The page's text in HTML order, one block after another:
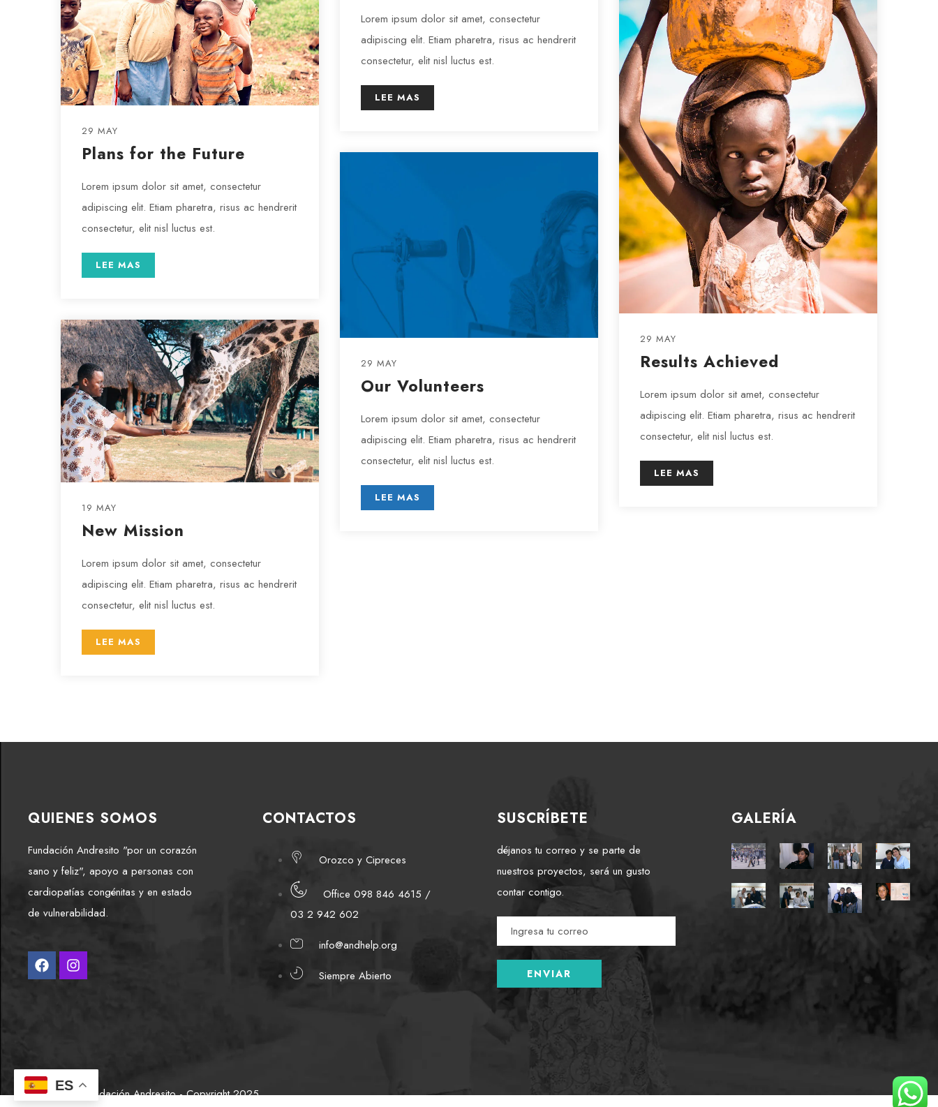
Lorem ipsum dolor sit amet, consectetur
adipiscing elit. Etiam pharetra, risus ac hendrerit
consectetur, elit nisl luctus est.
LEE MAS
29 MAY
Plans for the Future
Lorem ipsum dolor sit amet, consectetur
adipiscing elit. Etiam pharetra, risus ac hendrerit
consectetur, elit nisl luctus est.
LEE MAS
29 MAY
Results Achieved
Lorem ipsum dolor sit amet, consectetur
adipiscing elit. Etiam pharetra, risus ac hendrerit
consectetur, elit nisl luctus est.
LEE MAS
29 MAY
Our Volunteers
Lorem ipsum dolor sit amet, consectetur
adipiscing elit. Etiam pharetra, risus ac hendrerit
consectetur, elit nisl luctus est.
LEE MAS
19 MAY
New Mission
Lorem ipsum dolor sit amet, consectetur
adipiscing elit. Etiam pharetra, risus ac hendrerit
consectetur, elit nisl luctus est.
LEE MAS
QUIENES SOMOS
Fundación Andresito "por un corazón
sano y feliz", apoyo a personas con
cardiopatías congénitas y en estado
de vulnerabilidad.
CONTACTOS
Orozco y Cipreces
Office 098 846 4615 /
03 2 942 602
info@andhelp.org
Siempre Abierto
SUSCRÍBETE
déjanos tu correo y se parte de
nuestros proyectos, será un gusto
contar contigo.
GALERÍA
Fundación Andresito - Copyright 2025
ES